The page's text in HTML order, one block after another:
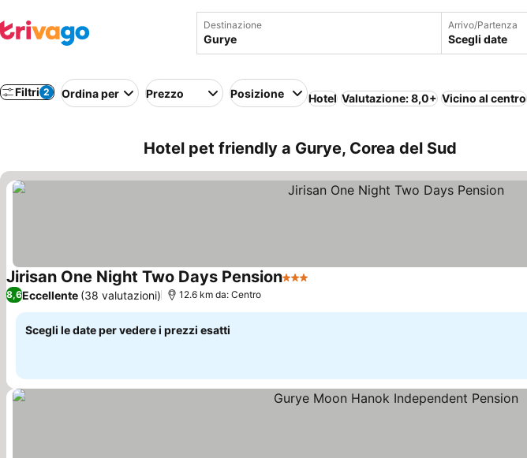
Destinazione Arrivo/Partenza
Scegli date
Filtri 2 Ordina per Prezzo Posizione Hotel Valutazione: 8,0+ Vicino al centro
Hotel pet friendly a Gurye, Corea del Sud
Jirisan One Night Two Days Pension3 Stelle
8,6Eccellente (38 valutazioni) 12.6 km da: Centro
Scegli le date per vedere i prezzi esatti